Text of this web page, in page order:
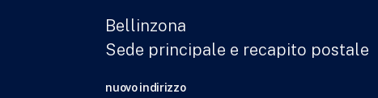
Bellinzona
Sede principale e recapito postale
nuovo indirizzo